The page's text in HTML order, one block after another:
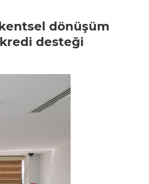
kentsel dönüşüm
kredi desteği